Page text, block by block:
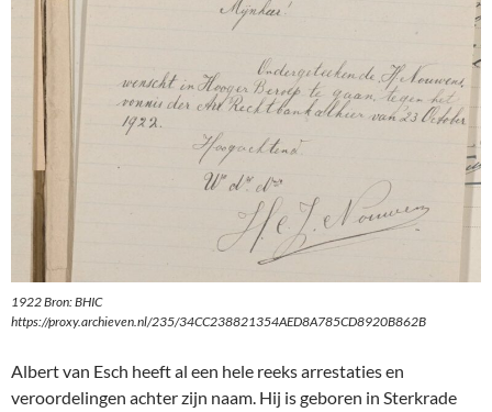
1922 Bron: BHIC
https://proxy.archieven.nl/235/34CC238821354AED8A785CD8920B862B
Albert van Esch heeft al een hele reeks arrestaties en
veroordelingen achter zijn naam. Hij is geboren in Sterkrade